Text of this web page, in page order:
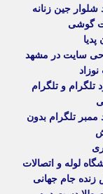
شلوار جین زنانه
گوشی
پدیا
سایت در مشهد
تلگرام و تلگرام
ممبر تلگرام بدون
لوله و اتصالات
جام جهانی